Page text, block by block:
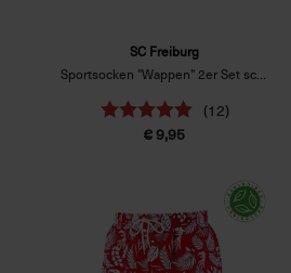
SC Freiburg
Sportsocken "Wappen" 2er Set schwarz/weiß
(12)
€ 9,95